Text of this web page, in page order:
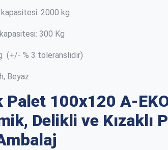
2000 kg
300 Kg
(+/- % 3 toleranslıdır)
Beyaz
Palet 100x120 A-
Delikli ve Kızaklı